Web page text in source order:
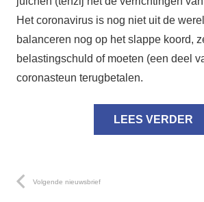
Het coronavirus is nog niet uit de
balanceren nog op het slappe koord,
belastingschuld of moeten (een deel
coronasteun terugbetalen.
LEES VERDER
Volgende nieuwsbrief